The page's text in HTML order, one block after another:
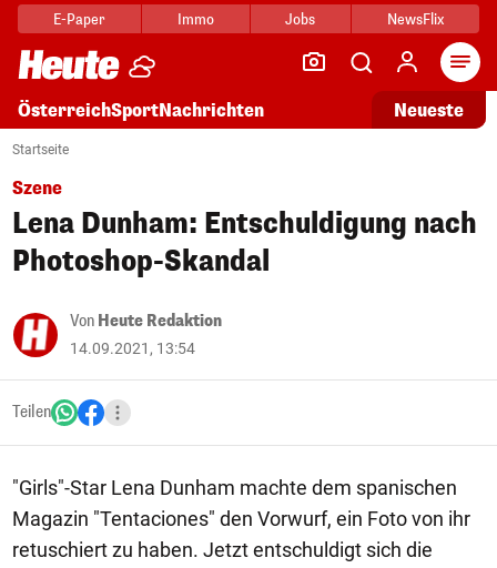
E-Paper Immo Jobs NewsFlix
ÖsterreichSportNachrichten Neueste
Startseite
Szene
Lena Dunham: Entschuldigung nach
Photoshop-Skandal
Von Heute Redaktion
14.09.2021, 13:54
Teilen
"Girls"-Star Lena Dunham machte dem spanischen
Magazin "Tentaciones" den Vorwurf, ein Foto von ihr
retuschiert zu haben. Jetzt entschuldigt sich die